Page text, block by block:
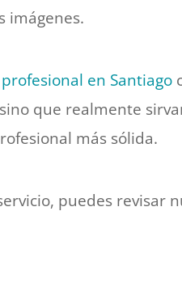
imágenes.
en Santiago
que realmente
más sólida.
puedes revisar